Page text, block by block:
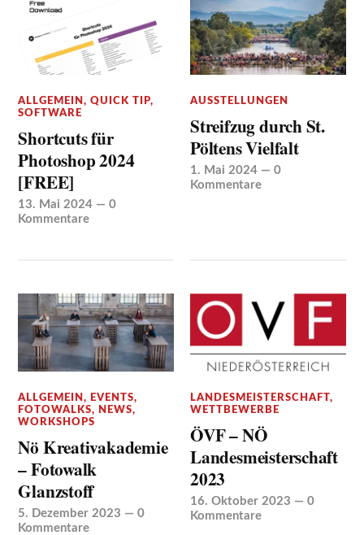
ALLGEMEIN,QUICK TIP,
SOFTWARE
Shortcuts für
Photoshop 2024
[FREE]
13. Mai 2024 —0
Kommentare
AUSSTELLUNGEN
Streifzug durch St.
Pöltens Vielfalt
1. Mai 2024 —0
Kommentare
ALLGEMEIN, EVENTS,
FOTOWALKS, NEWS,
WORKSHOPS
Nö Kreativakademie
– Fotowalk
Glanzstoff
5. Dezember 2023 —0
Kommentare
LANDESMEISTERSCHAFT,
WETTBEWERBE
ÖVF – NÖ
Landesmeisterschaft
2023
16. Oktober 2023 —0
Kommentare